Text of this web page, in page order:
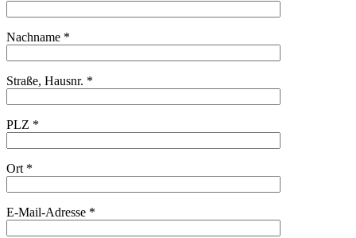
Nachname *
Straße, Hausnr. *
PLZ *
Ort *
E-Mail-Adresse *